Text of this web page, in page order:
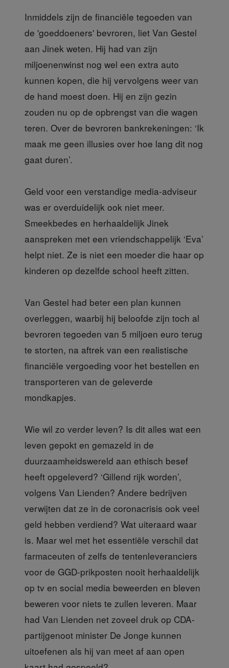
Inmiddels zijn de financiële tegoeden van
de 'goeddoeners' bevroren, liet Van Gestel
aan Jinek weten. Hij had van zijn
miljoenenwinst nog wel een extra auto
kunnen kopen, die hij vervolgens weer van
de hand moest doen. Hij en zijn gezin
zouden nu op de opbrengst van die wagen
teren. Over de bevroren bankrekeningen: ‘Ik
maak me geen illusies over hoe lang dit nog
gaat duren’.
Geld voor een verstandige media-adviseur
was er overduidelijk ook niet meer.
Smeekbedes en herhaaldelijk Jinek
aanspreken met een vriendschappelijk ‘Eva’
helpt niet. Ze is niet een moeder die haar op
kinderen op dezelfde school heeft zitten.
Van Gestel had beter een plan kunnen
overleggen, waarbij hij beloofde zijn toch al
bevroren tegoeden van 5 miljoen euro terug
te storten, na aftrek van een realistische
financiële vergoeding voor het bestellen en
transporteren van de geleverde
mondkapjes.
Wie wil zo verder leven? Is dit alles wat een
leven gepokt en gemazeld in de
duurzaamheidswereld aan ethisch besef
heeft opgeleverd? ‘Gillend rijk worden’,
volgens Van Lienden? Andere bedrijven
verwijten dat ze in de coronacrisis ook veel
geld hebben verdiend? Wat uiteraard waar
is. Maar wel met het essentiële verschil dat
farmaceuten of zelfs de tentenleveranciers
voor de GGD-prikposten nooit herhaaldelijk
op tv en social media beweerden en bleven
beweren voor niets te zullen leveren. Maar
had Van Lienden net zoveel druk op CDA-
partijgenoot minister De Jonge kunnen
uitoefenen als hij van meet af aan open